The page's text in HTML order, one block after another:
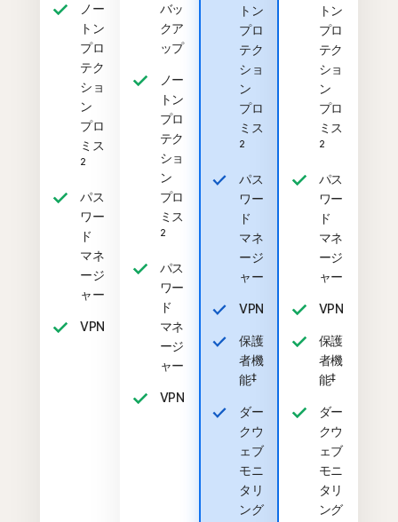
ノー
トン
プロ
テク
ショ
ン
プロ
ミス
2
パス
ワー
ド
マネ
ージ
ャー
VPN
バッ
クア
ップ
ノー
トン
プロ
テク
ショ
ン
プロ
ミス
2
パス
ワー
ド
マネ
ージ
ャー
VPN
トン
プロ
テク
ショ
ン
プロ
ミス
2
パス
ワー
ド
マネ
ージ
ャー
VPN
保護
者機
能‡
ダー
クウ
ェブ
モニ
タリ
ング
トン
プロ
テク
ショ
ン
プロ
ミス
2
パス
ワー
ド
マネ
ージ
ャー
VPN
保護
者機
能‡
ダー
クウ
ェブ
モニ
タリ
ング